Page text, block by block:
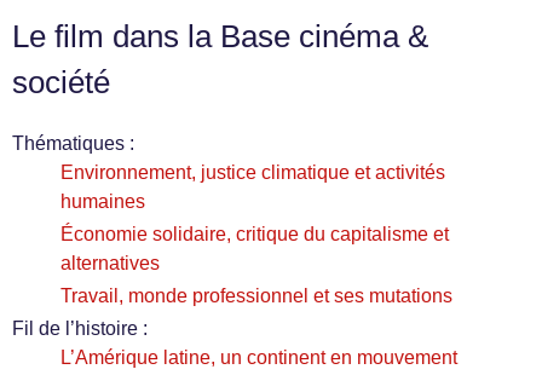
Le film dans la Base cinéma &
société
Thématiques :
Environnement, justice climatique et activités
humaines
Économie solidaire, critique du capitalisme et
alternatives
Travail, monde professionnel et ses mutations
Fil de l’histoire :
L’Amérique latine, un continent en mouvement